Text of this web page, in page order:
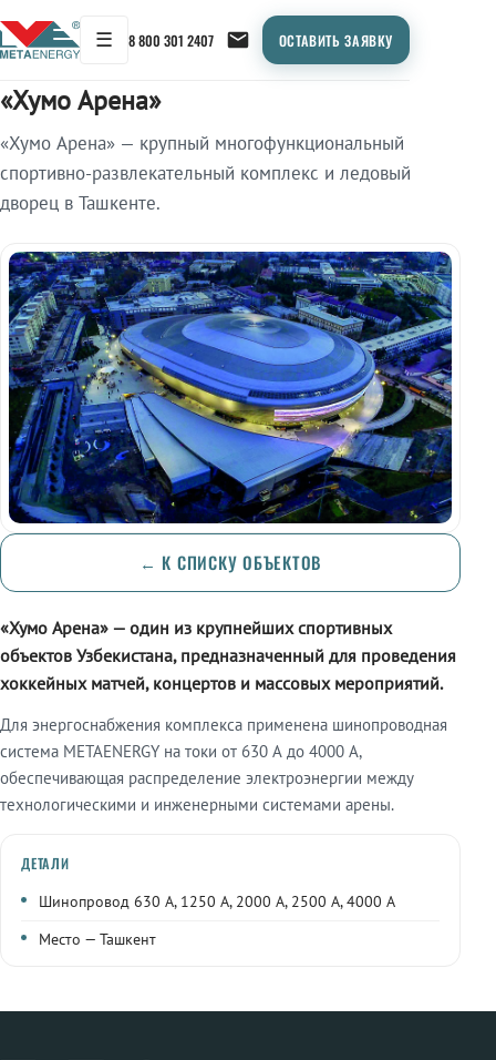
☰ 8 800 301 2407 ОСТАВИТЬ ЗАЯВКУ
Главная / «Хумо Арена»
«Хумо Арена»
«Хумо Арена» — крупный многофункциональный
спортивно-развлекательный комплекс и ледовый
дворец в Ташкенте.
← К СПИСКУ ОБЪЕКТОВ
«Хумо Арена» — один из крупнейших спортивных
объектов Узбекистана, предназначенный для проведения
хоккейных матчей, концертов и массовых мероприятий.
Для энергоснабжения комплекса применена шинопроводная
система METAENERGY на токи от 630 А до 4000 А,
обеспечивающая распределение электроэнергии между
технологическими и инженерными системами арены.
ДЕТАЛИ
Шинопровод 630 А, 1250 А, 2000 А, 2500 А, 4000 А
Место — Ташкент